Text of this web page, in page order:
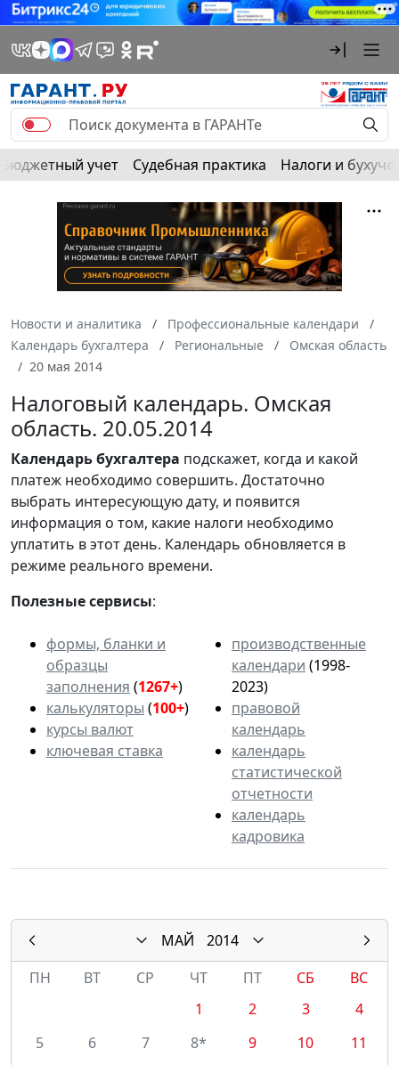
Бюджетный учет Судебная практика Налоги и
Новости и аналитика
Профессиональные календари
Календарь бухгалтера
Региональные
Омская область
20 мая 2014
Налоговый календарь. Омская
область. 20.05.2014
Календарьбухгалтера подскажет, когда и какой
платеж необходимо совершить. Достаточно
выбрать интересующую дату, и появится
информация о том, какие налоги необходимо
уплатить в этот день. Календарь обновляется в
режиме реального времени.
Полезные сервисы:
формы, бланки и
образцы
заполнения (1267+)
калькуляторы (100+)
курсы валют
ключевая ставка
производственные
календари (1998-
2023)
правовой
календарь
календарь
статистической
отчетности
календарь
кадровика
МАЙ
2014
ПН
ВТ СР ЧТ ПТ СБ
ВС
1
2 3
4
5
6 7 8* 9 10
11